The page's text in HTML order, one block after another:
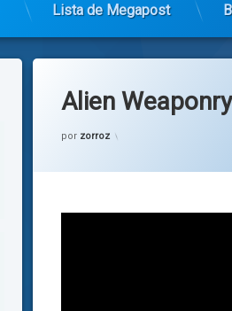
Lista de Megapost
Alien
por zorroz